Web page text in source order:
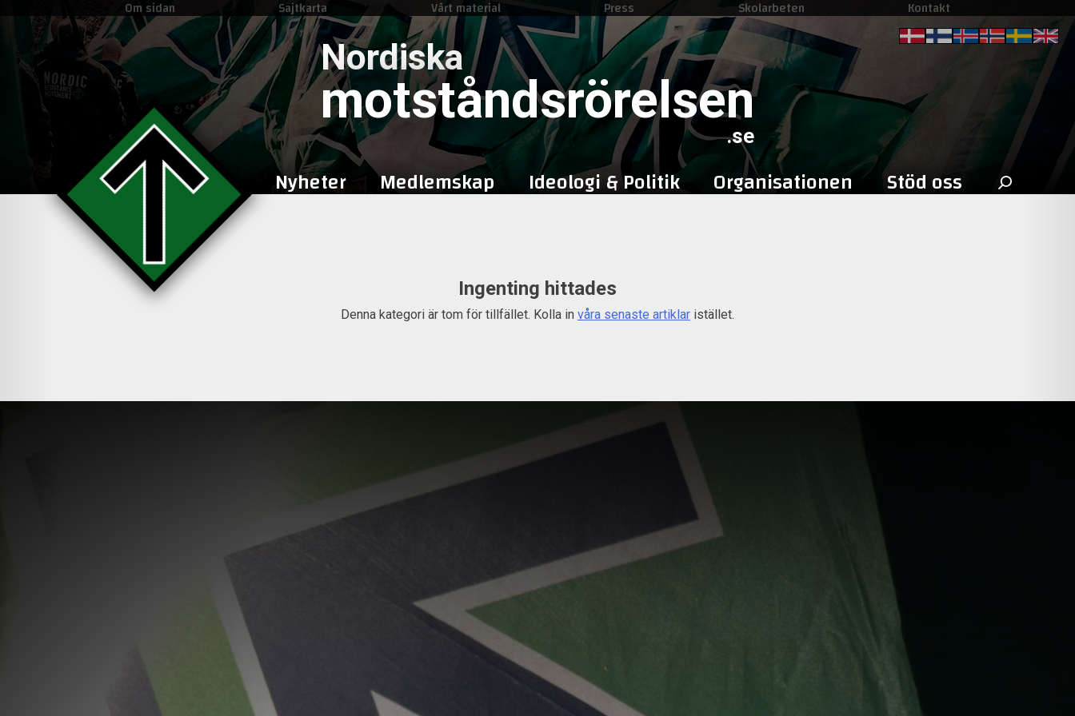
to
content
Om sidan Sajtkarta Vårt material Press Skolarbeten Kontakt
Nordiska
motståndsrörelsen
.se
Nyheter Medlemskap Ideologi & Politik Organisationen Stöd oss Sök
efter:
Ingenting hittades
Denna kategori är tom för tillfället. Kolla in våra senaste artiklar istället.